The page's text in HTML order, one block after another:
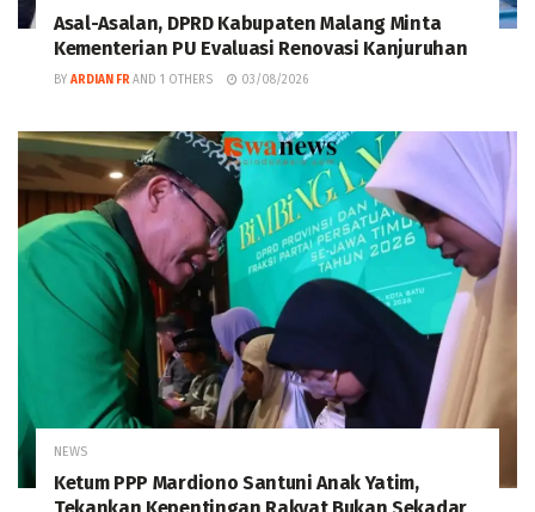
Asal-Asalan, DPRD Kabupaten Malang Minta
Kementerian PU Evaluasi Renovasi Kanjuruhan
BY ARDIAN FR AND 1 OTHERS 03/08/2026
NEWS
Ketum PPP Mardiono Santuni Anak Yatim,